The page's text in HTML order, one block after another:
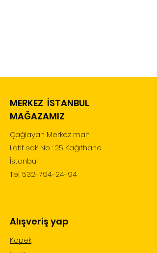
MERKEZ İSTANBUL
MAĞAZAMIZ
Çağlayan Merkez mah.
Latif sok. No : 25 Kağıthane
İstanbul
Tel: 532-794-24-94
Alışveriş yap
Köpek